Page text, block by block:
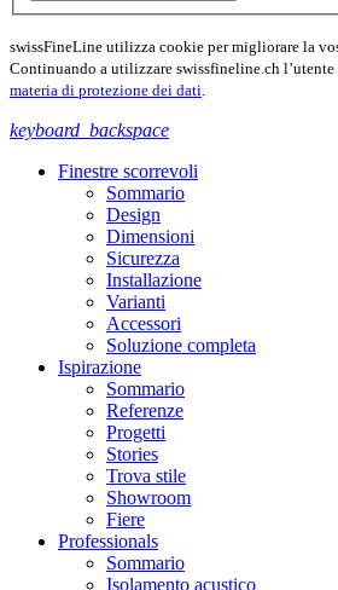
swissFineLine utilizza cookie per migliorare la
Continuando a utilizzare swissfineline.ch l’utente
materia di protezione dei dati.
keyboard_backspace
Finestre scorrevoli
Sommario
Design
Dimensioni
Sicurezza
Installazione
Varianti
Accessori
Soluzione completa
Ispirazione
Sommario
Referenze
Progetti
Stories
Trova stile
Showroom
Fiere
Professionals
Sommario
Isolamento acustico